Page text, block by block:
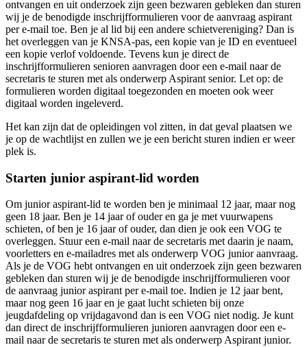
ontvangen en uit onderzoek zijn geen bezwaren gebleken dan sturen
wij je de benodigde inschrijfformulieren voor de aanvraag aspirant
per e-mail toe. Ben je al lid bij een andere schietvereniging? Dan is
het overleggen van je KNSA-pas, een kopie van je ID en eventueel
een kopie verlof voldoende. Tevens kun je direct de
inschrijfformulieren senioren aanvragen door een e-mail naar de
secretaris te sturen met als onderwerp Aspirant senior. Let op: de
formulieren worden digitaal toegezonden en moeten ook weer
digitaal worden ingeleverd.
Het kan zijn dat de opleidingen vol zitten, in dat geval plaatsen we
je op de wachtlijst en zullen we je een bericht sturen indien er weer
plek is.
Starten junior aspirant-lid worden
Om junior aspirant-lid te worden ben je minimaal 12 jaar, maar nog
geen 18 jaar. Ben je 14 jaar of ouder en ga je met vuurwapens
schieten, of ben je 16 jaar of ouder, dan dien je ook een VOG te
overleggen. Stuur een e-mail naar de secretaris met daarin je naam,
voorletters en e-mailadres met als onderwerp VOG junior aanvraag.
Als je de VOG hebt ontvangen en uit onderzoek zijn geen bezwaren
gebleken dan sturen wij je de benodigde inschrijfformulieren voor
de aanvraag junior aspirant per e-mail toe. Indien je 12 jaar bent,
maar nog geen 16 jaar en je gaat lucht schieten bij onze
jeugdafdeling op vrijdagavond dan is een VOG niet nodig. Je kunt
dan direct de inschrijfformulieren junioren aanvragen door een e-
mail naar de secretaris te sturen met als onderwerp Aspirant junior.